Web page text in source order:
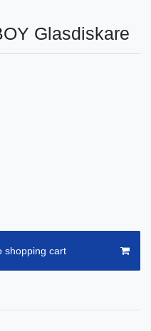
Glasdiskare
shopping cart